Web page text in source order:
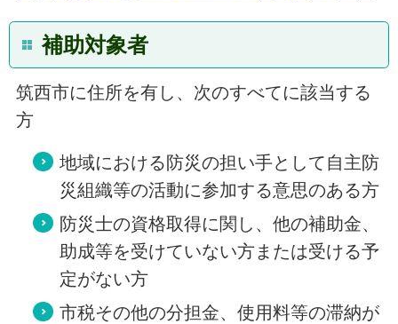
補助対象者
筑西市に住所を有し、次のすべてに該当する
方
地域における防災の担い手として自主防
災組織等の活動に参加する意思のある方
防災士の資格取得に関し、他の補助金、
助成等を受けていない方または受ける予
定がない方
市税その他の分担金、使用料等の滞納が